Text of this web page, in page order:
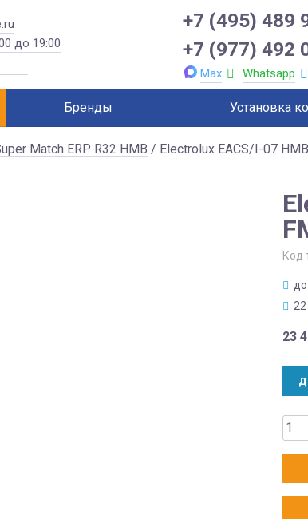
до 19:00
+7 (495) 489
+7 (977) 492
Max Whatsapp
Бренды Установка
Match ERP R32 HMB / Electrolux EACS/I-07
Код
23
07